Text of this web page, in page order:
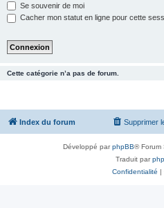
Se souvenir de moi
Cacher mon statut en ligne pour cette
Cette catégorie n’a pas de forum.
Index du forum Supprimer
Développé parphpBB® Forum
Traduit par
Confidentialité |